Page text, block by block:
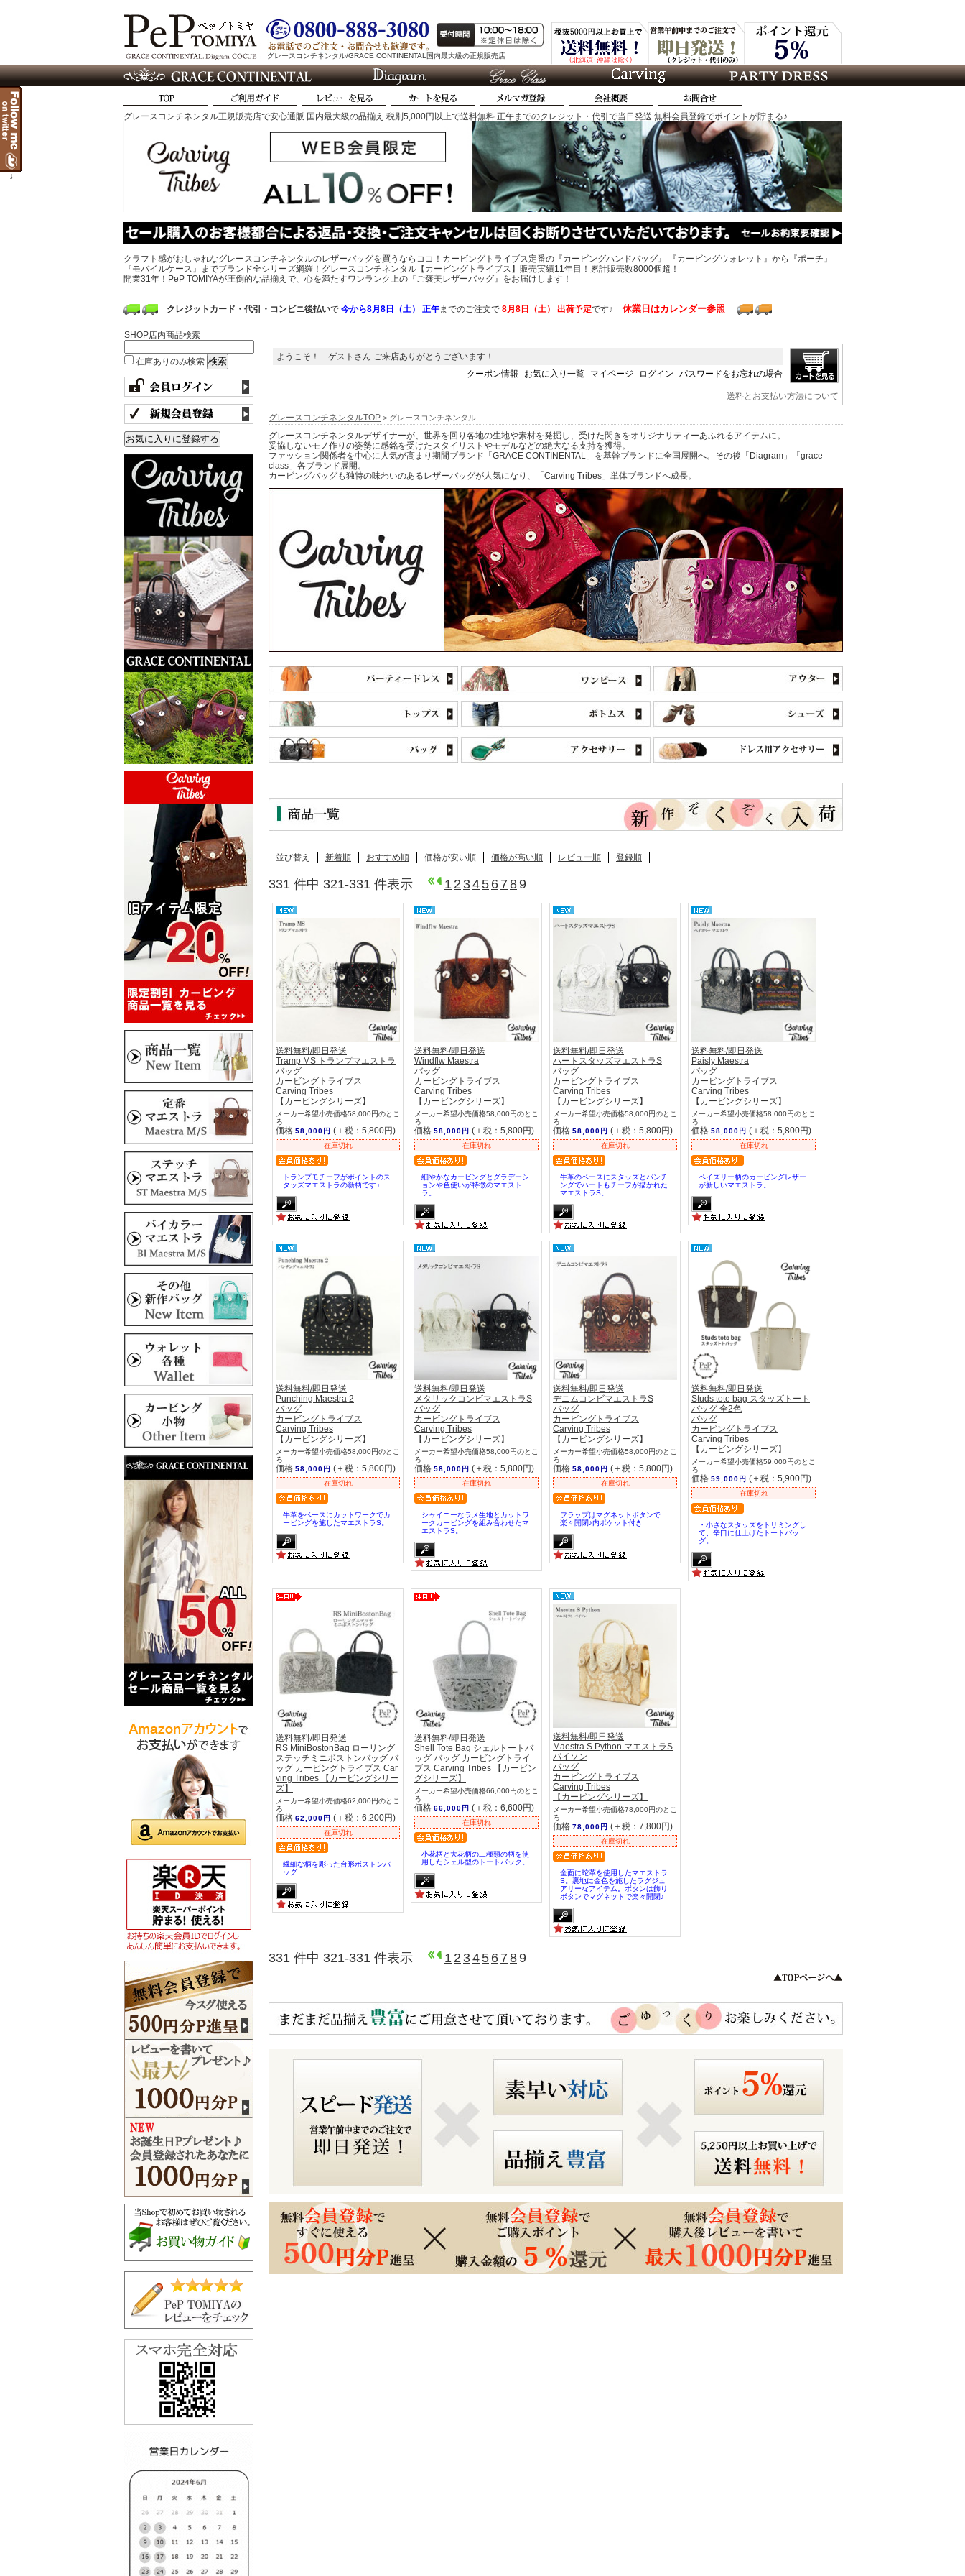
グレースコンチネンタル/GRACE CONTINENTAL国内最大級の正規販売店
グレースコンチネンタル正規販売店で安心通販 国内最大級の品揃え 税別5,000円以上で送料無料 正午までのクレジット・代引で当日発送 無料会員登録でポイントが貯まる♪
クラフト感がおしゃれなグレースコンチネンタルのレザーバッグを買うならココ！カービングトライブス定番の『カービングハンドバッグ』 『カービングウォレット』から『ポーチ』
『モバイルケース』までブランド全シリーズ網羅！グレースコンチネンタル【カービングトライブス】販売実績11年目！累計販売数8000個超！
開業31年！PeP TOMIYAが圧倒的な品揃えで、心を満たすワンランク上の『ご褒美レザーバッグ』をお届けします！
クレジットカード・代引・コンビニ後払いで今から8月8日（土） 正午までのご注文で8月8日（土） 出荷予定です♪ 休業日はカレンダー参照
SHOP店内商品検索
在庫ありのみ検索
t
ようこそ！ ゲストさん ご来店ありがとうございます！
クーポン情報
お気に入り一覧 マイページ ログイン パスワードをお忘れの場合
送料とお支払い方法について
グレースコンチネンタルTOP > グレースコンチネンタル
グレースコンチネンタルデザイナーが、世界を回り各地の生地や素材を発掘し、受けた閃きをオリジナリティーあふれるアイテムに。
妥協しないモノ作りの姿勢に感銘を受けたスタイリストやモデルなどの絶大なる支持を獲得。
ファッション関係者を中心に人気が高まり期間ブランド「GRACE CONTINENTAL」を基幹ブランドに全国展開へ。その後「Diagram」「grace
class」各ブランド展開。
カービングバッグも独特の味わいのあるレザーバッグが人気になり、「Carving Tribes」単体ブランドへ成長。
並び替え 新着順 おすすめ順 価格が安い順 価格が高い順 レビュー順 登録順
331 件中 321-331 件表示 1 2 34 5 6 7 89
送料無料/即日発送
Tramp MS トランプマエストラ
バッグ
カービングトライブス
Carving Tribes
【カービングシリーズ】
メーカー希望小売価格58,000円のとこ
ろ
価格 58,000円 (＋税：5,800円)
在庫切れ
トランプモチーフがポイントのス
タッズマエストラの新柄です♪
送料無料/即日発送
Windflw Maestra
バッグ
カービングトライブス
Carving Tribes
【カービングシリーズ】
メーカー希望小売価格58,000円のとこ
ろ
価格 58,000円 (＋税：5,800円)
在庫切れ
細やかなカービングとグラデーシ
ョンや色使いが特徴のマエスト
ラ。
送料無料/即日発送
ハートスタッズマエストラS
バッグ
カービングトライブス
Carving Tribes
【カービングシリーズ】
メーカー希望小売価格58,000円のとこ
ろ
価格 58,000円 (＋税：5,800円)
在庫切れ
牛革のベースにスタッズとパンチ
ングでハートもチーフが描かれた
マエストラS。
送料無料/即日発送
Paisly Maestra
バッグ
カービングトライブス
Carving Tribes
【カービングシリーズ】
メーカー希望小売価格58,000円のとこ
ろ
価格 58,000円 (＋税：5,800円)
在庫切れ
ペイズリー柄のカービングレザー
が新しいマエストラ。
送料無料/即日発送
Punching Maestra 2
バッグ
カービングトライブス
Carving Tribes
【カービングシリーズ】
メーカー希望小売価格58,000円のとこ
ろ
価格 58,000円 (＋税：5,800円)
在庫切れ
牛革をベースにカットワークでカ
ービングを施したマエストラS。
送料無料/即日発送
メタリックコンビマエストラS
バッグ
カービングトライブス
Carving Tribes
【カービングシリーズ】
メーカー希望小売価格58,000円のとこ
ろ
価格 58,000円 (＋税：5,800円)
在庫切れ
シャイニーなラメ生地とカットワ
ークカービングを組み合わせたマ
エストラS。
送料無料/即日発送
デニムコンビマエストラS
バッグ
カービングトライブス
Carving Tribes
【カービングシリーズ】
メーカー希望小売価格58,000円のとこ
ろ
価格 58,000円 (＋税：5,800円)
在庫切れ
フラップはマグネットボタンで
楽々開閉♪内ポケット付き
送料無料/即日発送
Studs tote bag スタッズトート
バッグ 全2色
バッグ
カービングトライブス
Carving Tribes
【カービングシリーズ】
メーカー希望小売価格59,000円のとこ
ろ
価格 59,000円 (＋税：5,900円)
在庫切れ
・小さなスタッズをトリミングし
て、辛口に仕上げたトートバッ
グ。
送料無料/即日発送
RS MiniBostonBag ローリング
ステッチミニボストンバッグ バ
ッグ カービングトライブス Car
ving Tribes 【カービングシリー
ズ】
メーカー希望小売価格62,000円のとこ
ろ
価格 62,000円 (＋税：6,200円)
在庫切れ
繊細な柄を彫った台形ボストンバ
ッグ
送料無料/即日発送
Shell Tote Bag シェルトートバ
ッグ バッグ カービングトライ
ブス Carving Tribes 【カービン
グシリーズ】
メーカー希望小売価格66,000円のとこ
ろ
価格 66,000円 (＋税：6,600円)
在庫切れ
小花柄と大花柄の二種類の柄を使
用したシェル型のトートバック。
送料無料/即日発送
Maestra S Python マエストラS
パイソン
バッグ
カービングトライブス
Carving Tribes
【カービングシリーズ】
メーカー希望小売価格78,000円のとこ
ろ
価格 78,000円 (＋税：7,800円)
在庫切れ
全面に蛇革を使用したマエストラ
S。裏地に金色を施したラグジュ
アリーなアイテム。ボタンは飾り
ボタンでマグネットで楽々開閉♪
331 件中 321-331 件表示 1 2 34 5 6 7 89